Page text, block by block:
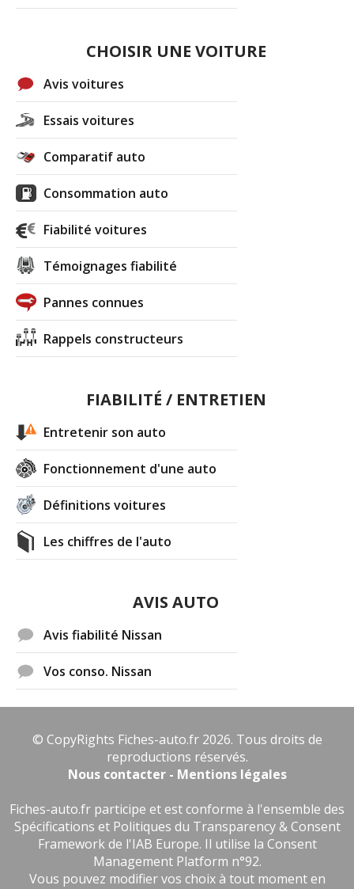
CHOISIR UNE VOITURE
Avis voitures
Essais voitures
Comparatif auto
Consommation auto
Fiabilité voitures
Témoignages fiabilité
Pannes connues
Rappels constructeurs
FIABILITÉ / ENTRETIEN
Entretenir son auto
Fonctionnement d'une auto
Définitions voitures
Les chiffres de l'auto
AVIS AUTO
Avis fiabilité Nissan
Vos conso. Nissan
© CopyRights Fiches-auto.fr 2026. Tous droits de
reproductions réservés.
Nous contacter - Mentions légales
Fiches-auto.fr participe et est conforme à l'ensemble des
Spécifications et Politiques du Transparency & Consent
Framework de l'IAB Europe. Il utilise la Consent
Management Platform n°92.
Vous pouvez modifier vos choix à tout moment en